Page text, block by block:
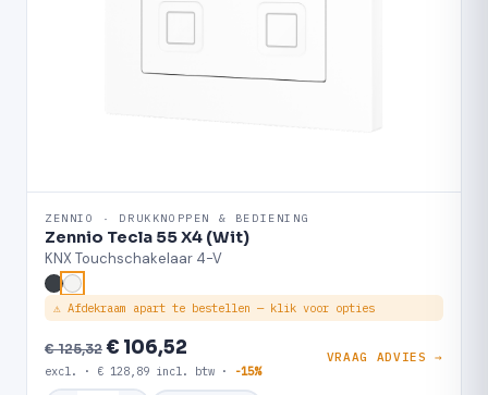
ZENNIO · DRUKKNOPPEN & BEDIENING
Zennio Tecla 55 X4 (Wit)
KNX Touchschakelaar 4-V
⚠ Afdekraam apart te bestellen — klik voor opties
€ 125,32€ 106,52
excl. · € 128,89 incl. btw · -15%
VRAAG ADVIES →